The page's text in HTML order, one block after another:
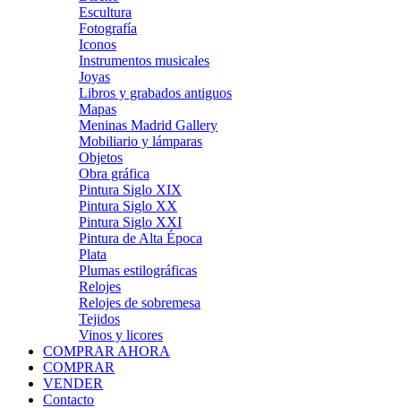
Escultura
Fotografía
Iconos
Instrumentos musicales
Joyas
Libros y grabados antiguos
Mapas
Meninas Madrid Gallery
Mobiliario y lámparas
Objetos
Obra gráfica
Pintura Siglo XIX
Pintura Siglo XX
Pintura Siglo XXI
Pintura de Alta Época
Plata
Plumas estilográficas
Relojes
Relojes de sobremesa
Tejidos
Vinos y licores
COMPRAR AHORA
COMPRAR
VENDER
Contacto